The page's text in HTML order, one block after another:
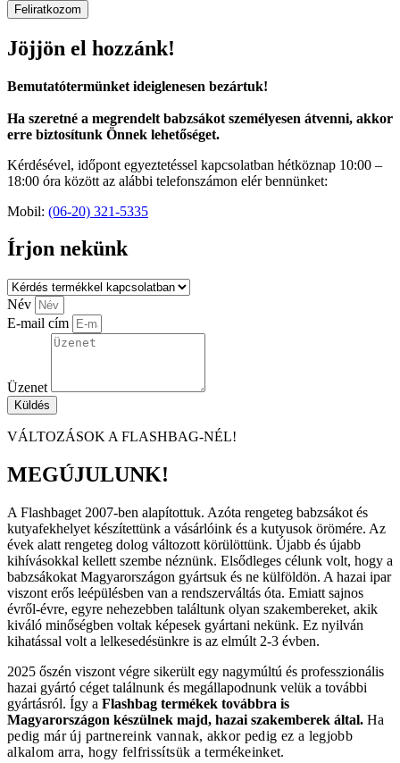
Feliratkozom
Jöjjön el hozzánk!
Bemutatótermünket ideiglenesen bezártuk!
Ha szeretné a megrendelt babzsákot személyesen átvenni, akkor
erre biztosítunk Önnek lehetőséget.
Kérdésével, időpont egyeztetéssel kapcsolatban hétköznap 10:00 –
18:00 óra között az alábbi telefonszámon elér bennünket:
Mobil: (06-20) 321-5335
Írjon nekünk
Név
E-mail cím
Üzenet
Küldés
VÁLTOZÁSOK A FLASHBAG-NÉL!
MEGÚJULUNK!
A Flashbaget 2007-ben alapítottuk. Azóta rengeteg babzsákot és
kutyafekhelyet készítettünk a vásárlóink és a kutyusok örömére. Az
évek alatt rengeteg dolog változott körülöttünk. Újabb és újabb
kihívásokkal kellett szembe néznünk. Elsődleges célunk volt, hogy a
babzsákokat Magyarországon gyártsuk és ne külföldön. A hazai ipar
viszont erős leépülésben van a rendszerváltás óta. Emiatt sajnos
évről-évre, egyre nehezebben találtunk olyan szakembereket, akik
kiváló minőségben voltak képesek gyártani nekünk. Ez nyilván
kihatással volt a lelkesedésünkre is az elmúlt 2-3 évben.
2025 őszén viszont végre sikerült egy nagymúltú és professzionális
hazai gyártó céget találnunk és megállapodnunk velük a további
gyártásról. Így a Flashbag termékek továbbra is
Magyarországon készülnek majd, hazai szakemberek által. Ha
pedig már új partnereink vannak, akkor pedig ez a legjobb
alkalom arra, hogy felfrissítsük a termékeinket.